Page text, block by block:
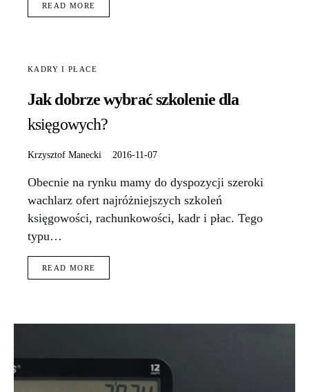
READ MORE
KADRY I PŁACE
Jak dobrze wybrać szkolenie dla
księgowych?
Krzysztof Manecki 2016-11-07
Obecnie na rynku mamy do dyspozycji szeroki
wachlarz ofert najróżniejszych szkoleń
księgowości, rachunkowości, kadr i płac. Tego
typu…
READ MORE